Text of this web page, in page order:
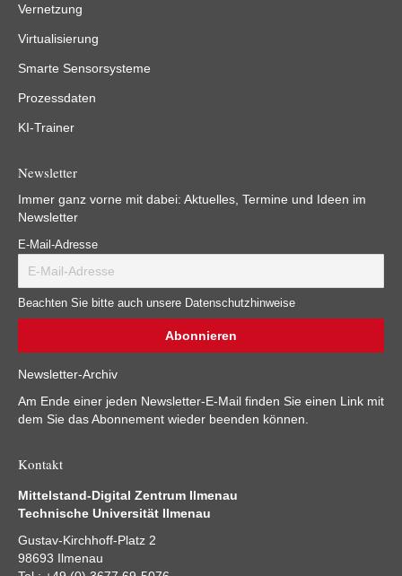
Vernetzung
Virtualisierung
Smarte Sensorsysteme
Prozessdaten
KI-Trainer
Newsletter
Immer ganz vorne mit dabei: Aktuelles, Termine und Ideen im
Newsletter
E-Mail-Adresse
Beachten Sie bitte auch unsere Datenschutzhinweise
Newsletter-Archiv
Am Ende einer jeden Newsletter-E-Mail finden Sie einen Link mit
dem Sie das Abonnement wieder beenden können.
Kontakt
Mittelstand-Digital Zentrum Ilmenau
Technische Universität Ilmenau
Gustav-Kirchhoff-Platz 2
98693 Ilmenau